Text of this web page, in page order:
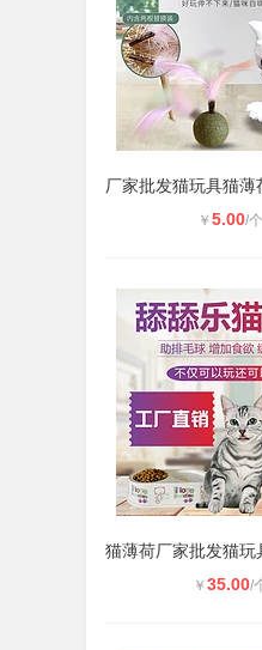
￥ 5.00/个
￥ 35.00/